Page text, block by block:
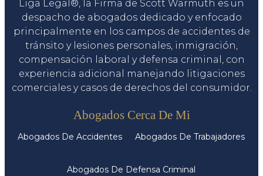
Liga Legal®, la Firma de Scott Warmuth es un
despacho de abogados dedicado y enfocado
principalmente en los campos de accidentes de
tránsito y lesiones personales, inmigración,
compensación laboral y defensa criminal, con
experiencia adicional manejando litigaciones
comerciales y casos de derechos del consumidor.
Abogados Cerca De Mi
Abogados De Accidentes Abogados De Trabajadores
Abogados De Defensa Criminal